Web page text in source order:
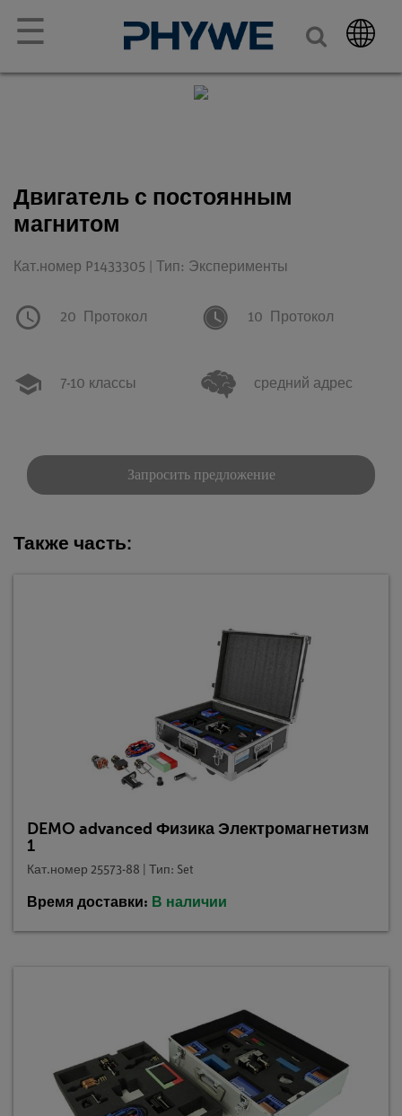
☰
Двигатель с постоянным
магнитом
Кат.номер P1433305 | Тип: Эксперименты
20 Протокол 10 Протокол
7-10 классы средний адрес
Запросить предложение
Также часть:
DEMO advanced Физика Электромагнетизм
1
Кат.номер 25573-88 | Тип: Set
Время доставки: В наличии